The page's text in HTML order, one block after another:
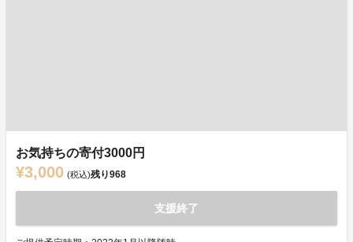
お気持ちの寄付3000円
¥3,000 (税込)残り968
支援終了